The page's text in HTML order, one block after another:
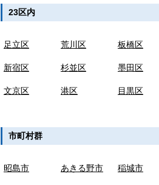
23区内
足立区 荒川区 板橋区
新宿区 杉並区 墨田区
文京区 港区 目黒区
市町村群
昭島市 あきる野市 稲城市